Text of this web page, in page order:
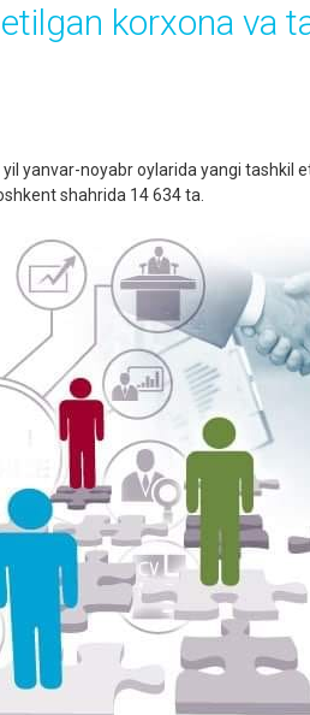
korxona va
yil yanvar-noyabr oylarida yangi
shahrida 14 634 ta.